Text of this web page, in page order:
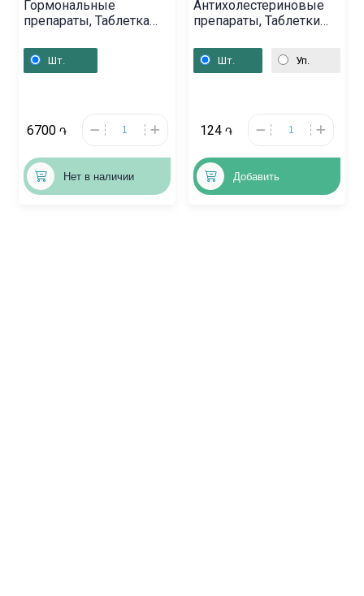
Гормональные
препараты, Таблетка
Шт.
6700 ֏
Нет в наличии
Антихолестериновые
препараты, Таблетки
Սլովենիա
Шт. Уп.
124 ֏
Добавить